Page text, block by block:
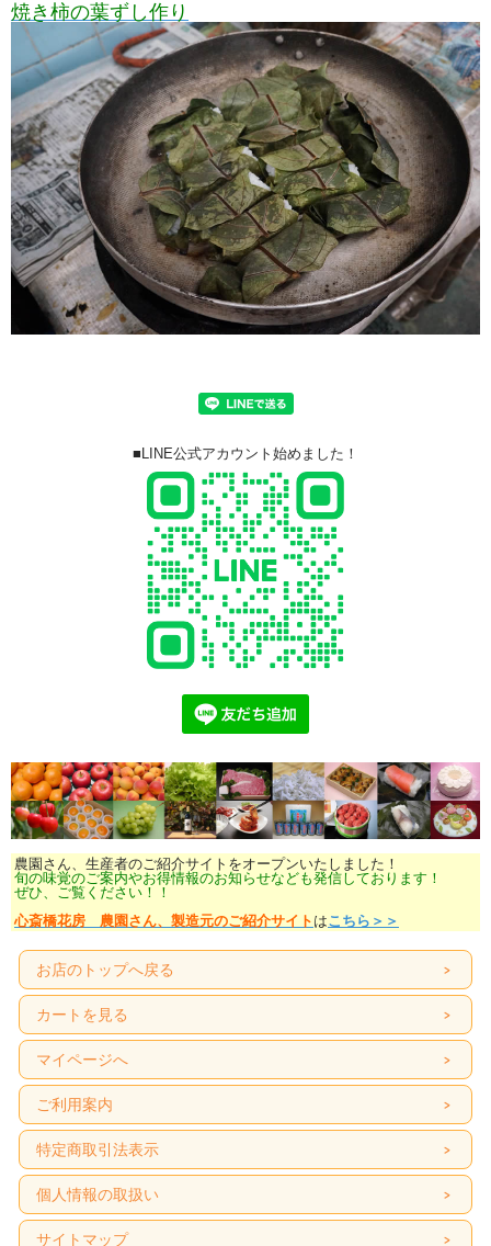
焼き柿の葉ずし作り
■LINE公式アカウント始めました！
農園さん、生産者のご紹介サイトをオープンいたしました！
旬の味覚のご案内やお得情報のお知らせなども発信しております！
ぜひ、ご覧ください！！
心斎橋花房 農園さん、製造元のご紹介サイト はこちら＞＞
お店のトップへ戻る
カートを見る
マイページへ
ご利用案内
特定商取引法表示
個人情報の取扱い
サイトマップ